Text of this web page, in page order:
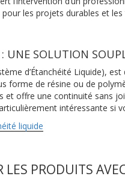
pour les projets durables et
UNE SOLUTION
d’Étanchéité Liquide),
forme de résine ou de
offre une continuité sans
intéressante si
liquide
LES PRODUITS